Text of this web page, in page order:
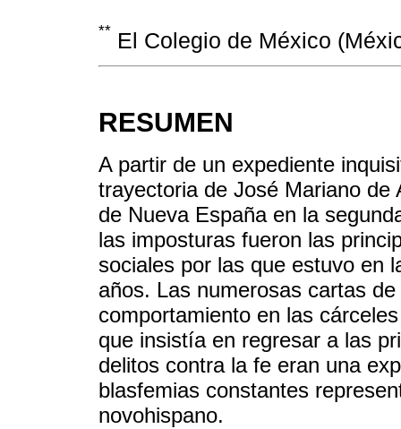
** El Colegio de México
RESUMEN
A partir de un expediente
trayectoria de José Mariano de
de Nueva España en la
las imposturas fueron las
sociales por las que estuvo en
años. Las numerosas cartas
comportamiento en las
que insistía en regresar a las
delitos contra la fe eran una
blasfemias constantes
novohispano.